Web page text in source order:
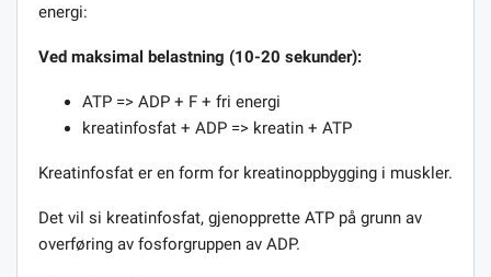
energi:
Ved maksimal belastning (10-20 sekunder):
ATP => ADP + F + fri energi
kreatinfosfat + ADP => kreatin + ATP
Kreatinfosfat er en form for kreatinoppbygging i muskler.
Det vil si kreatinfosfat, gjenopprette ATP på grunn av
overføring av fosforgruppen av ADP.